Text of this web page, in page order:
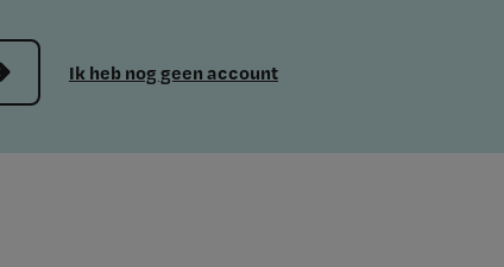
Ik heb nog geen account